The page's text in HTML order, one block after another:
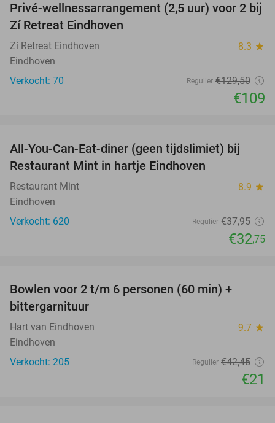
16%
Privé-wellnessarrangement (2,5 uur) voor 2 bij
Zí Retreat Eindhoven
Zí Retreat Eindhoven 8.3 star
Eindhoven
Verkocht: 70
Regulier €129,50
€109
14%
All-You-Can-Eat-diner (geen tijdslimiet) bij
Restaurant Mint in hartje Eindhoven
Restaurant Mint 8.9 star
Eindhoven
Verkocht: 620
Regulier €37,95
€32,75
Bowlen voor 2 t/m 6 personen (60 min) +
bittergarnituur
Hart van Eindhoven 9.7 star
Eindhoven
Verkocht: 205
Regulier €42,45
€21